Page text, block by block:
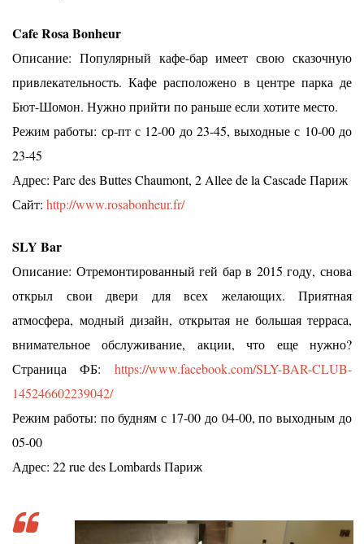
Cafe Rosa Bonheur
Описание: Популярный кафе-бар имеет свою сказочную
привлекательность. Кафе расположено в центре парка де
Бют-Шомон. Нужно прийти по раньше если хотите место.
Режим работы: ср-пт с 12-00 до 23-45, выходные с 10-00 до
23-45
Адрес: Parc des Buttes Chaumont, 2 Allee de la Cascade Париж
Сайт: http://www.rosabonheur.fr/
SLY Bar
Описание: Отремонтированный гей бар в 2015 году, снова
открыл свои двери для всех желающих. Приятная
атмосфера, модный дизайн, открытая не большая терраса,
внимательное обслуживание, акции, что еще нужно?
Страница ФБ: https://www.facebook.com/SLY-BAR-CLUB-
145246602239042/
Режим работы: по будням с 17-00 до 04-00, по выходным до
05-00
Адрес: 22 rue des Lombards Париж